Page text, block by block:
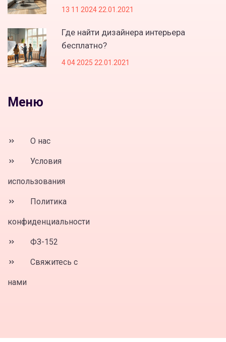
13 11 2024 22.01.2021
Где найти дизайнера интерьера
бесплатно?
4 04 2025 22.01.2021
Меню
О нас
Условия
использования
Политика
конфиденциальности
ФЗ-152
Свяжитесь с
нами